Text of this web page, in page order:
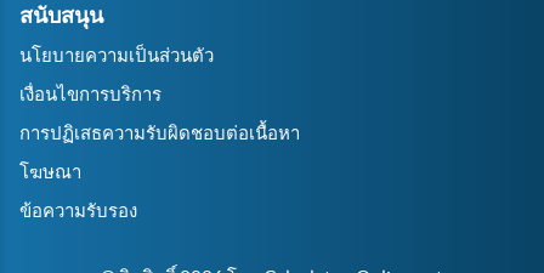
สนับสนุน
นโยบายความเป็นส่วนตัว
เงื่อนไขการบริการ
การปฏิเสธความรับผิดชอบต่อเนื้อหา
โฆษณา
ข้อความรับรอง